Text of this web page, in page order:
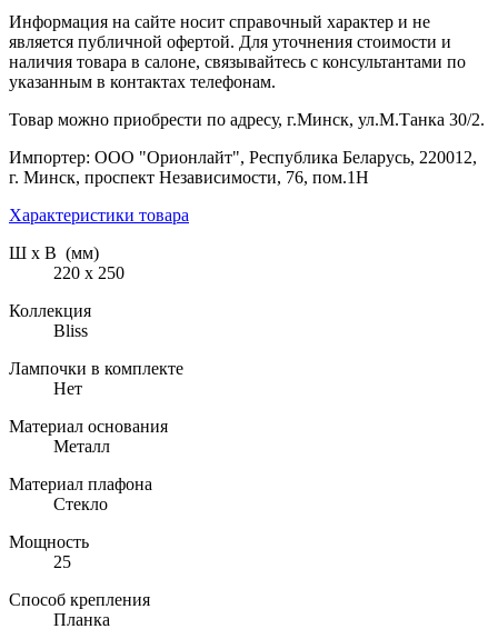
Информация на сайте носит справочный характер и не
является публичной офертой. Для уточнения стоимости и
наличия товара в салоне, связывайтесь с консультантами по
указанным в контактах телефонам.
Товар можно приобрести по адресу, г.Минск, ул.М.Танка 30/2.
Импортер: ООО "Орионлайт", Республика Беларусь, 220012,
г. Минск, проспект Независимости, 76, пом.1Н
Характеристики товара
Ш х В (мм)
220 х 250
Коллекция
Bliss
Лампочки в комплекте
Нет
Материал основания
Металл
Материал плафона
Стекло
Мощность
25
Способ крепления
Планка